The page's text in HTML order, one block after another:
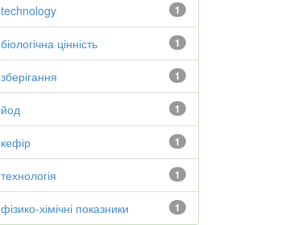
1
technology
1
біологічна цінність
1
зберігання
1
йод
1
кефір
1
технологія
1
фізико-хімічні показники